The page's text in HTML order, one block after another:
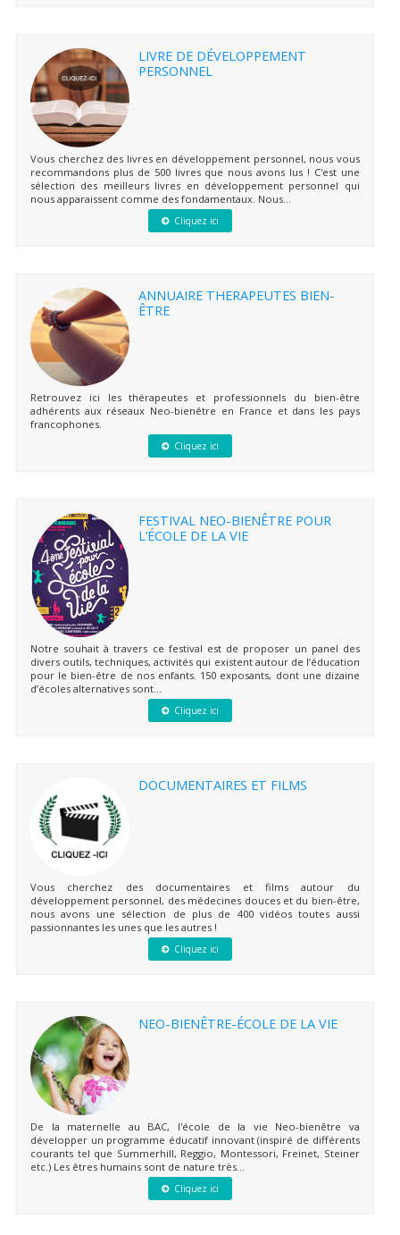
LIVRE DE DÉVELOPPEMENT
PERSONNEL
Vous cherchez des livres en développement personnel, nous vous
recommandons plus de 500 livres que nous avons lus ! C'est une
sélection des meilleurs livres en développement personnel qui
nous apparaissent comme des fondamentaux. Nous...
Cliquez ici
ANNUAIRE THERAPEUTES BIEN-
ÊTRE
Retrouvez ici les thérapeutes et professionnels du bien-être
adhérents aux réseaux Neo-bienêtre en France et dans les pays
francophones.
Cliquez ici
FESTIVAL NEO-BIENÊTRE POUR
L’ÉCOLE DE LA VIE
Notre souhait à travers ce festival est de proposer un panel des
divers outils, techniques, activités qui existent autour de l’éducation
pour le bien-être de nos enfants. 150 exposants, dont une dizaine
d’écoles alternatives sont...
Cliquez ici
DOCUMENTAIRES ET FILMS
Vous cherchez des documentaires et films autour du
développement personnel, des médecines douces et du bien-être,
nous avons une sélection de plus de 400 vidéos toutes aussi
passionnantes les unes que les autres !
Cliquez ici
NEO-BIENÊTRE-ÉCOLE DE LA VIE
De la maternelle au BAC, l'école de la vie Neo-bienêtre va
développer un programme éducatif innovant (inspiré de différents
courants tel que Summerhill, Reggio, Montessori, Freinet, Steiner
etc.) Les êtres humains sont de nature très...
Cliquez ici